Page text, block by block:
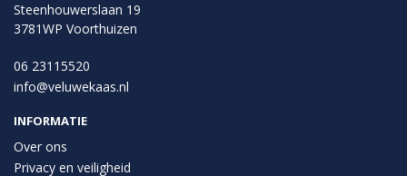
Steenhouwerslaan 19
3781WP Voorthuizen
06 23115520
info@veluwekaas.nl
INFORMATIE
Over ons
Privacy en veiligheid